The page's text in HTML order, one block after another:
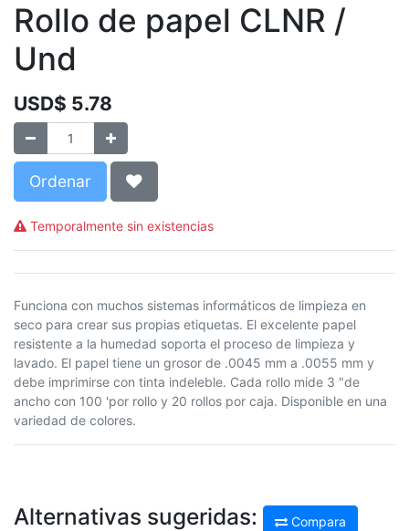
Rollo de papel CLNR /
Und
USD$ 5.78
Ordenar
Temporalmente sin existencias
Funciona con muchos sistemas informáticos de limpieza en
seco para crear sus propias etiquetas. El excelente papel
resistente a la humedad soporta el proceso de limpieza y
lavado. El papel tiene un grosor de .0045 mm a .0055 mm y
debe imprimirse con tinta indeleble. Cada rollo mide 3 "de
ancho con 100 'por rollo y 20 rollos por caja. Disponible en una
variedad de colores.
Alternativas sugeridas: Compara